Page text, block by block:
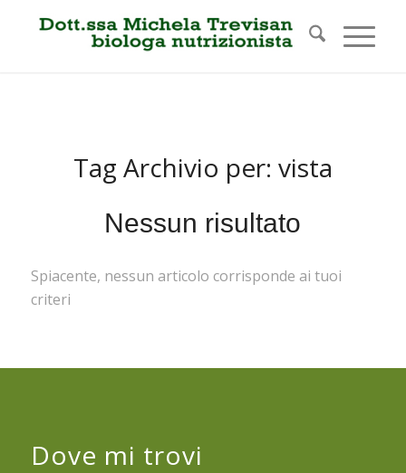
Tag Archivio per: vista
Nessun risultato
Spiacente, nessun articolo corrisponde ai tuoi
criteri
Dove mi trovi